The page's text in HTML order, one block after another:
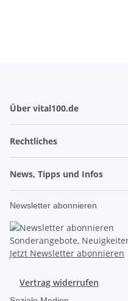
Über vital100.de
Rechtliches
News, Tipps und Infos
Newsletter abonnieren
Sonderangebote,
Jetzt Newsletter abonnieren
Vertrag widerrufen